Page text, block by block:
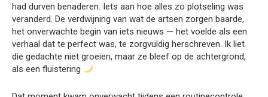
had durven benaderen. Iets aan hoe alles zo plotseling was
veranderd. De verdwijning van wat de artsen zorgen baarde,
het onverwachte begin van iets nieuws — het voelde als een
verhaal dat te perfect was, te zorgvuldig herschreven. Ik liet
die gedachte niet groeien, maar ze bleef op de achtergrond,
als een fluistering